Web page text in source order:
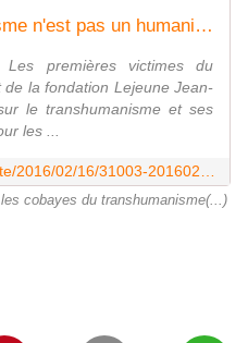
Pourquoi le transhumanisme n'est pas un humanisme
Les premières victimes du
la fondation Lejeune Jean-
le transhumanisme et ses
les ...
cobayes du transhumanisme(...)